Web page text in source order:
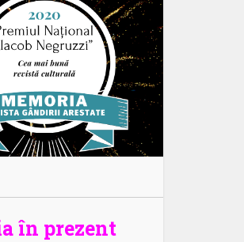
în prezent